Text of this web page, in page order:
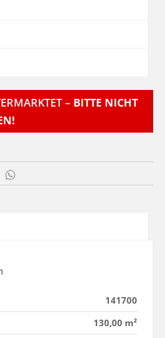
– BITTE NICHT
141700
130,00 m²